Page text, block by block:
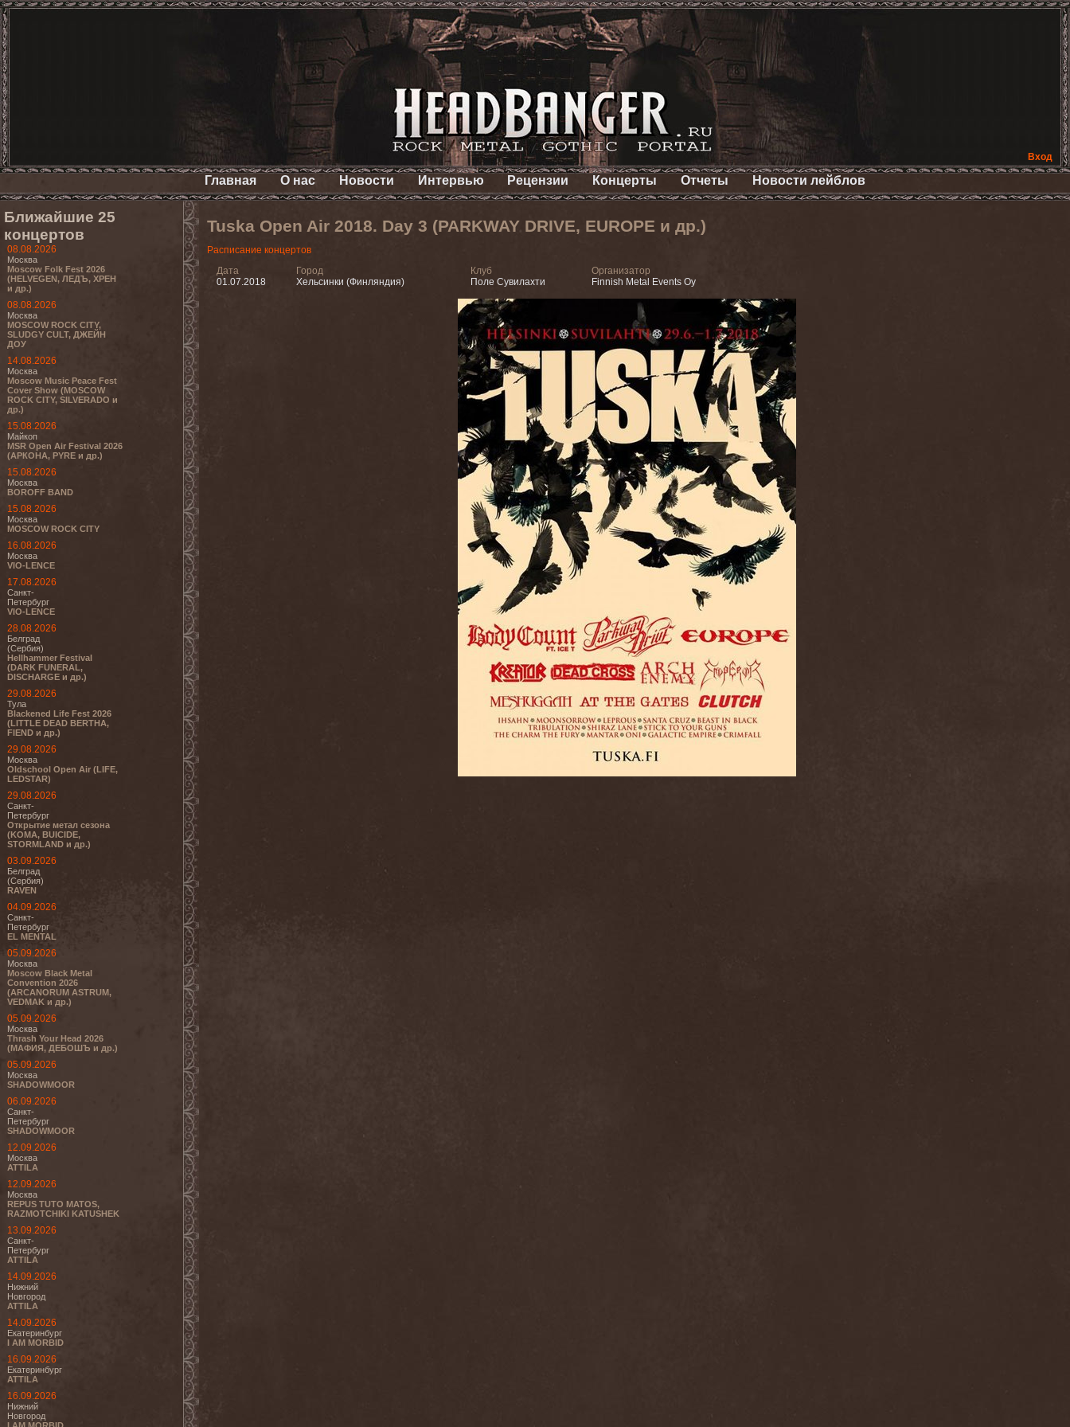
Вход
Главная О нас Новости Интервью Рецензии Концерты Отчеты Новости лейблов
Ближайшие 25
концертов
08.08.2026
Москва
Moscow Folk Fest 2026
(HELVEGEN, ЛЕДЪ, ХРЕН
и др.)
08.08.2026
Москва
MOSCOW ROCK CITY,
SLUDGY CULT, ДЖЕЙН
ДОУ
14.08.2026
Москва
Moscow Music Peace Fest
Cover Show (MOSCOW
ROCK CITY, SILVERADO и
др.)
15.08.2026
Майкоп
MSR Open Air Festival 2026
(АРКОНА, PYRE и др.)
15.08.2026
Москва
BOROFF BAND
15.08.2026
Москва
MOSCOW ROCK CITY
16.08.2026
Москва
VIO-LENCE
17.08.2026
Санкт-
Петербург
VIO-LENCE
28.08.2026
Белград
(Сербия)
Hellhammer Festival
(DARK FUNERAL,
DISCHARGE и др.)
29.08.2026
Тула
Blackened Life Fest 2026
(LITTLE DEAD BERTHA,
FIEND и др.)
29.08.2026
Москва
Oldschool Open Air (LIFE,
LEDSTAR)
29.08.2026
Санкт-
Петербург
Открытие метал сезона
(KOMA, BUICIDE,
STORMLAND и др.)
03.09.2026
Белград
(Сербия)
RAVEN
04.09.2026
Санкт-
Петербург
EL MENTAL
05.09.2026
Москва
Moscow Black Metal
Convention 2026
(ARCANORUM ASTRUM,
VEDMAK и др.)
05.09.2026
Москва
Thrash Your Head 2026
(МАФИЯ, ДЕБОШЪ и др.)
05.09.2026
Москва
SHADOWMOOR
06.09.2026
Санкт-
Петербург
SHADOWMOOR
12.09.2026
Москва
ATTILA
12.09.2026
Москва
REPUS TUTO MATOS,
RAZMOTCHIKI KATUSHEK
13.09.2026
Санкт-
Петербург
ATTILA
14.09.2026
Нижний
Новгород
ATTILA
14.09.2026
Екатеринбург
I AM MORBID
16.09.2026
Екатеринбург
ATTILA
16.09.2026
Нижний
Новгород
Tuska Open Air 2018. Day 3 (PARKWAY DRIVE, EUROPE и др.)
Расписание концертов
Дата
01.07.2018
Город
Хельсинки (Финляндия)
Клуб
Поле Сувилахти
Организатор
Finnish Metal Events Oy